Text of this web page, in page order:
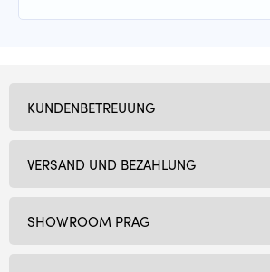
SHOWROOM PRAG
KUNDENBETREUUNG
VERSAND UND BEZAHLUNG